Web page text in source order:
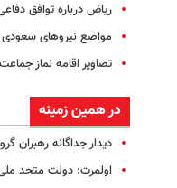
ریاض درباره توافق
مواضع نیروهای سعودی
تصاویر اقامه نماز
در همین زمینه
دیدار جداگانه رهبران
اولمرت: دولت متحد